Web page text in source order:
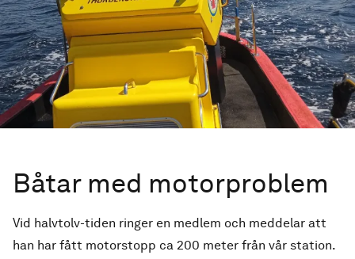
Båtar med motorproblem
Vid halvtolv-tiden ringer en medlem och meddelar att
han har fått motorstopp ca 200 meter från vår station.